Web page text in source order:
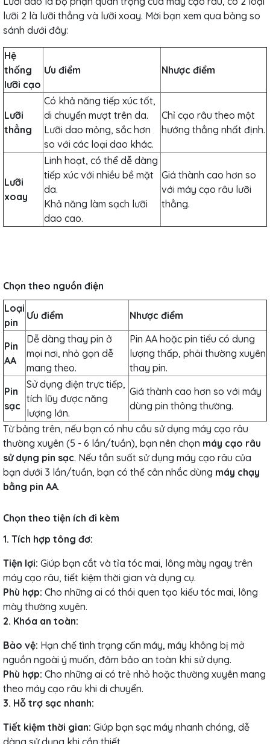
lưỡi 2 là lưỡi thẳng và lưỡi xoay. Mời bạn xem qua bảng so
sánh dưới đây:
Hệ
thống
lưỡi cạo
Ưu điểm Nhược điểm
Lưỡi
thẳng
Có khả năng tiếp xúc tốt,
di chuyển mượt trên da.
Lưỡi dao mỏng, sắc hơn
so với các loại dao khác.
Chỉ cạo râu theo một
hướng thẳng nhất định.
Lưỡi
xoay
Linh hoạt, có thể dễ dàng
tiếp xúc với nhiều bề mặt
da.
Khả năng làm sạch lưỡi
dao cao.
Giá thành cao hơn so
với máy cạo râu lưỡi
thẳng.
Chọn theo nguồn điện
Loại
pin
Ưu điểm Nhược điểm
Pin
AA
Dễ dàng thay pin ở
mọi nơi, nhỏ gọn dễ
mang theo.
Pin AA hoặc pin tiểu có dung
lượng thấp, phải thường xuyên
thay pin.
Pin
sạc
Sử dụng điện trực tiếp,
tích lũy được năng
lượng lớn.
Giá thành cao hơn so với máy
dùng pin thông thường.
Từ bảng trên, nếu bạn có nhu cầu sử dụng máy cạo râu
thường xuyên (5 - 6 lần/tuần), bạn nên chọn máy cạo râu
sử dụng pin sạc. Nếu tần suất sử dụng máy cạo râu của
bạn dưới 3 lần/tuần, bạn có thể cân nhắc dùng máy chạy
bằng pin AA.
Chọn theo tiện ích đi kèm
1. Tích hợp tông đơ:
Tiện lợi: Giúp bạn cắt và tỉa tóc mai, lông mày ngay trên
máy cạo râu, tiết kiệm thời gian và dụng cụ.
Phù hợp: Cho những ai có thói quen tạo kiểu tóc mai, lông
mày thường xuyên.
2. Khóa an toàn:
Bảo vệ: Hạn chế tình trạng cấn máy, máy không bị mở
nguồn ngoài ý muốn, đảm bảo an toàn khi sử dụng.
Phù hợp: Cho những ai có trẻ nhỏ hoặc thường xuyên mang
theo máy cạo râu khi di chuyển.
3. Hỗ trợ sạc nhanh:
Tiết kiệm thời gian: Giúp bạn sạc máy nhanh chóng, dễ
dàng sử dụng khi cần thiết.